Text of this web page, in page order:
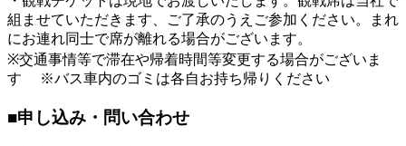
組ませていただきます、ご了承のうえご参加ください。まれ
にお連れ同士で席が離れる場合がございます。
※交通事情等で滞在や帰着時間等変更する場合がございま
す ※バス車内のゴミは各自お持ち帰りください
■申し込み・問い合わせ